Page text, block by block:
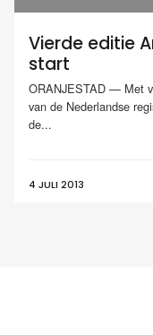
Vierde editie
start
ORANJESTAD — Met
van de Nederlandse
de...
4 JULI 2013